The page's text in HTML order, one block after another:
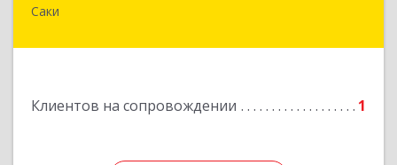
Саки
Клиентов на сопровождении 1